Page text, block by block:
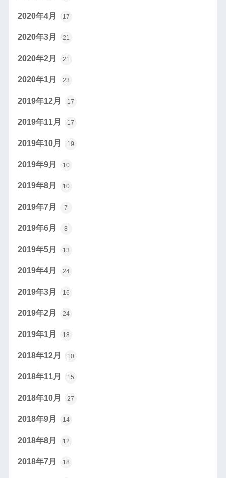
2020年4月 17
2020年3月 21
2020年2月 21
2020年1月 23
2019年12月 17
2019年11月 17
2019年10月 19
2019年9月 10
2019年8月 10
2019年7月 7
2019年6月 8
2019年5月 13
2019年4月 24
2019年3月 16
2019年2月 24
2019年1月 18
2018年12月 10
2018年11月 15
2018年10月 27
2018年9月 14
2018年8月 12
2018年7月 18